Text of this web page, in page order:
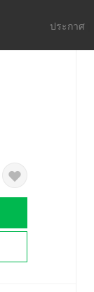
ประกาศ